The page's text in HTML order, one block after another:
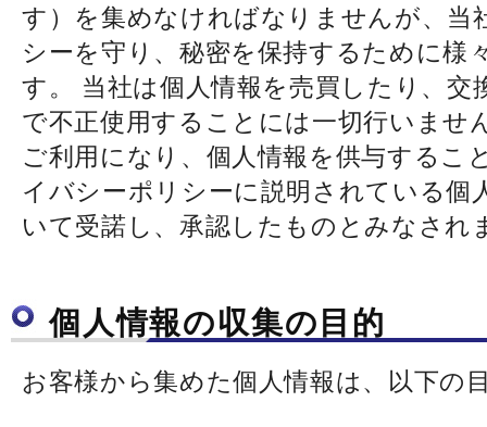
す）を集めなければなりませんが、当
シーを守り、秘密を保持するために様
す。 当社は個人情報を売買したり、交
で不正使用することには一切行いませ
ご利用になり、個人情報を供与するこ
イバシーポリシーに説明されている個
いて受諾し、承認したものとみなされ
個人情報の収集の目的
お客様から集めた個人情報は、以下の